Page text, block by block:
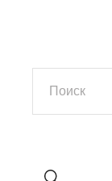
искать: